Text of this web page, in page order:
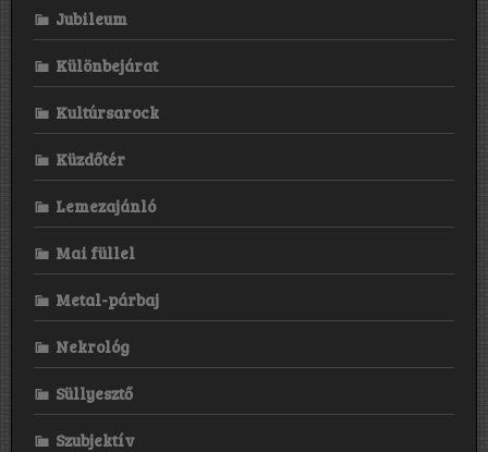
Jubileum
Különbejárat
Kultúrsarock
Küzdőtér
Lemezajánló
Mai füllel
Metal-párbaj
Nekrológ
Süllyesztő
Szubjektív